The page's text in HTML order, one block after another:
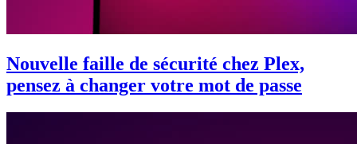
Nouvelle faille de sécurité chez Plex,
pensez à changer votre mot de passe